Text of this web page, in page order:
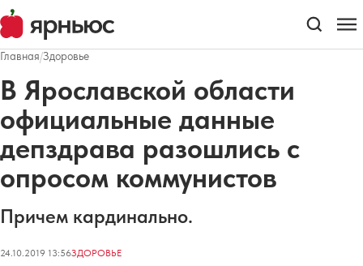
Главная/Здоровье
В Ярославской области
официальные данные
депздрава разошлись с
опросом коммунистов
Причем кардинально.
24.10.2019 13:56ЗДОРОВЬЕ